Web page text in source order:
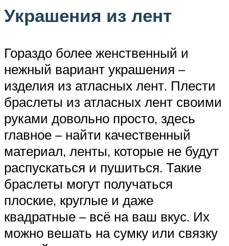
Украшения из лент
Гораздо более женственный и
нежный вариант украшения –
изделия из атласных лент. Плести
браслеты из атласных лент своими
руками довольно просто, здесь
главное – найти качественный
материал, ленты, которые не будут
распускаться и пушиться. Такие
браслеты могут получаться
плоские, круглые и даже
квадратные – всё на ваш вкус. Их
можно вешать на сумку или связку